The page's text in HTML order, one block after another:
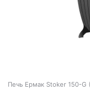
Печь Ермак Stoker 150-G